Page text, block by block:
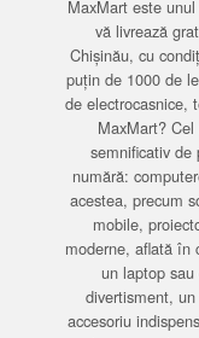
MaxMart este
vă livrează
Chișinău, cu
puțin de 1000 de
de electrocasnice,
MaxMart?
semnificativ de
numără:
acestea, precum
mobile,
moderne, aflată în
un laptop
divertisment,
accesoriu